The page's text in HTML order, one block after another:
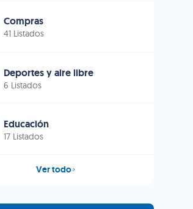
Compras
41 Listados
Deportes y aire libre
6 Listados
Educación
17 Listados
Ver todo